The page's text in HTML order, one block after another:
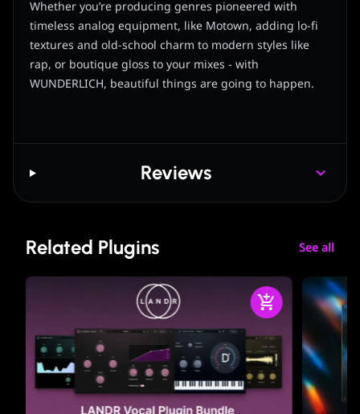
Whether you’re producing genres pioneered with
timeless analog equipment, like Motown, adding lo-fi
textures and old-school charm to modern styles like
rap, or boutique gloss to your mixes - with
WUNDERLICH, beautiful things are going to happen.
Reviews
Related Plugins See all